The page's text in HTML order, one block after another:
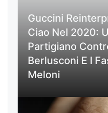
Guccini
Ciao Nel 2020:
Partigiano
Berlusconi E I
Meloni